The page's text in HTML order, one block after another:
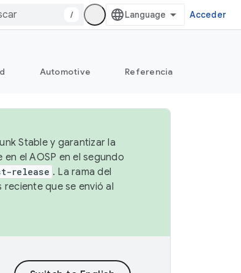
/ Acceder
Automotive Referencia
Stable y garantizar la
el AOSP en el segundo
release . La rama del
reciente que se envió al